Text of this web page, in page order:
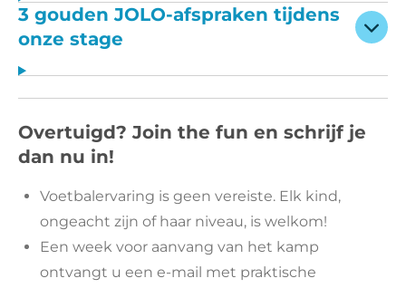
3 gouden JOLO-afspraken tijdens
onze stage
Overtuigd? Join the fun en schrijf je
dan nu in!
Voetbalervaring is geen vereiste. Elk kind,
ongeacht zijn of haar niveau, is welkom!
Een week voor aanvang van het kamp
ontvangt u een e-mail met praktische